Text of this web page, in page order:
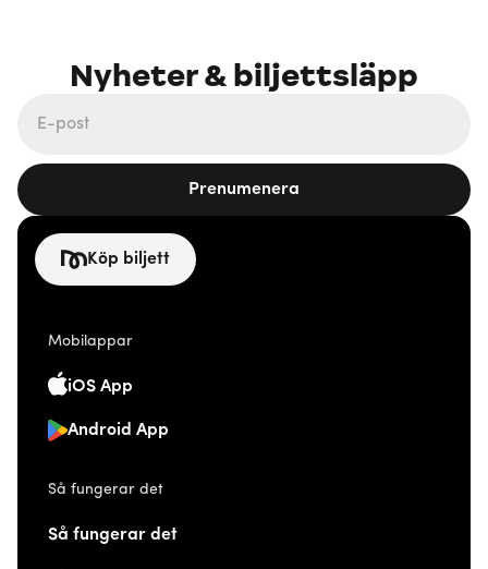
Nyheter & biljettsläpp
Prenumenera
Köp biljett
Mobilappar
iOS App
Android App
Så fungerar det
Så fungerar det